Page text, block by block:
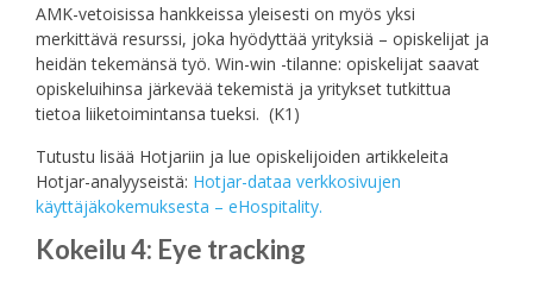
AMK-vetoisissa hankkeissa yleisesti on myös yksi
merkittävä resurssi, joka hyödyttää yrityksiä – opiskelijat ja
heidän tekemänsä työ. Win-win -tilanne: opiskelijat saavat
opiskeluihinsa järkevää tekemistä ja yritykset tutkittua
tietoa liiketoimintansa tueksi. (K1)
Tutustu lisää Hotjariin ja lue opiskelijoiden artikkeleita
Hotjar-analyyseistä: Hotjar-dataa verkkosivujen
käyttäjäkokemuksesta – eHospitality.
Kokeilu 4: Eye tracking